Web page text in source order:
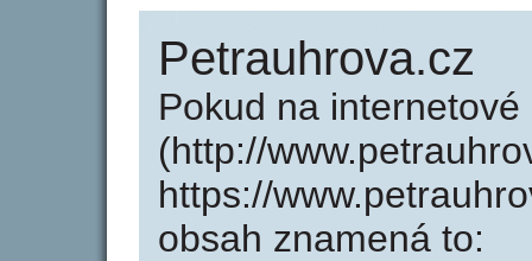
Petrauhrova.cz
Pokud na
(http://
https://
obsah znamená to: